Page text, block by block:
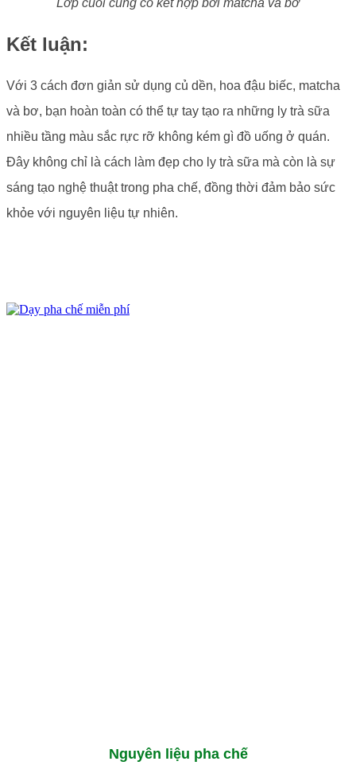
Lớp cuối cùng có kết hợp bởi matcha và bơ
Kết luận:
Với 3 cách đơn giản sử dụng củ dền, hoa đậu biếc, matcha
và bơ, bạn hoàn toàn có thể tự tay tạo ra những ly trà sữa
nhiều tầng màu sắc rực rỡ không kém gì đồ uống ở quán.
Đây không chỉ là cách làm đẹp cho ly trà sữa mà còn là sự
sáng tạo nghệ thuật trong pha chế, đồng thời đảm bảo sức
khỏe với nguyên liệu tự nhiên.
Nguyên liệu pha chế